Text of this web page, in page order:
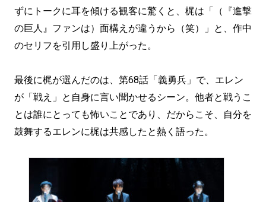
ずにトークに耳を傾ける観客に驚くと、梶は「（『進撃
の巨人』ファンは）面構えが違うから（笑）」と、作中
のセリフを引用し盛り上がった。
最後に梶が選んだのは、第68話「義勇兵」で、エレン
が「戦え」と自身に言い聞かせるシーン。他者と戦うこ
とは誰にとっても怖いことであり、だからこそ、自分を
鼓舞するエレンに梶は共感したと熱く語った。